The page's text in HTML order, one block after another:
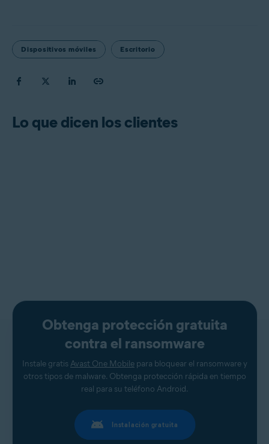
Dispositivos móviles Escritorio
Lo que dicen los clientes
Obtenga protección gratuita
contra el ransomware
Instale gratis Avast One Mobile para bloquear el ransomware y
otros tipos de malware. Obtenga protección rápida en tiempo
real para su teléfono Android.
Instalación gratuita